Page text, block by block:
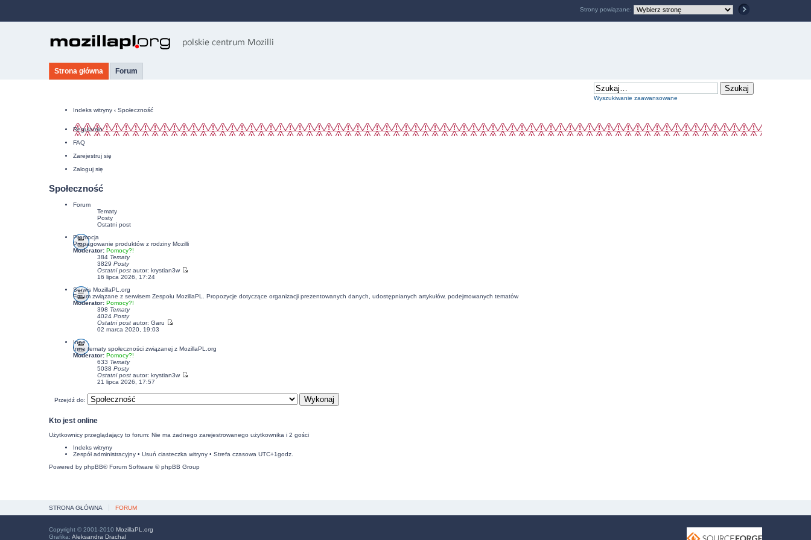
Strona główna Forum
Wyszukiwanie zaawansowane
Indeks witryny ‹ Społeczność
Regulamin
FAQ
Zarejestruj się
Zaloguj się
Społeczność
Forum
Tematy
Posty
Ostatni post
Promocja
Propagowanie produktów z rodziny Mozilli
Moderator: Pomocy?!
384 Tematy
3829 Posty
Ostatni postautor: krystian3w
16 lipca 2026, 17:24
Serwis MozillaPL.org
Forum związane z serwisem Zespołu MozillaPL. Propozycje dotyczące organizacji prezentowanych danych, udostępnianych artykułów, podejmowanych tematów
Moderator: Pomocy?!
398 Tematy
4024 Posty
Ostatni postautor: Garu
02 marca 2020, 19:03
Inne
Inne tematy społeczności związanej z MozillaPL.org
Moderator: Pomocy?!
633 Tematy
5038 Posty
Ostatni postautor: krystian3w
21 lipca 2026, 17:57
Przejdź do:
Kto jest online
Użytkownicy przeglądający to forum: Nie ma żadnego zarejestrowanego użytkownika i 2 gości
Indeks witryny
Zespół administracyjny• Usuń ciasteczka witryny• Strefa czasowa UTC+1godz.
Powered by phpBB® Forum Software © phpBB Group
Strony powiązane:
STRONA GŁÓWNA FORUM
Copyright © 2001-2010 MozillaPL.org
Grafika: Aleksandra Drachal